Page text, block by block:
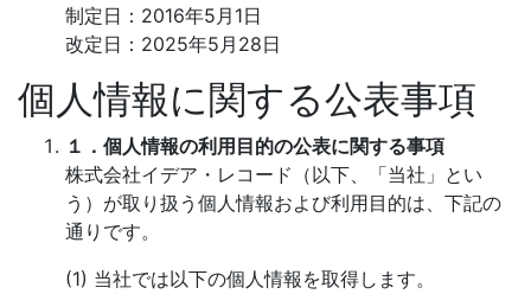
制定日：2016年5月1日
改定日：2025年5月28日
個人情報に関する公表事項
１．個人情報の利用目的の公表に関する事項
株式会社イデア・レコード（以下、「当社」とい
う）が取り扱う個人情報および利用目的は、下記の
通りです。
(1) 当社では以下の個人情報を取得します。